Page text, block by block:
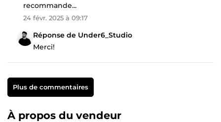
recommande...
24 févr. 2025 à 09:17
Réponse de Under6_Studio
Merci!
Plus de commentaires
À propos du vendeur